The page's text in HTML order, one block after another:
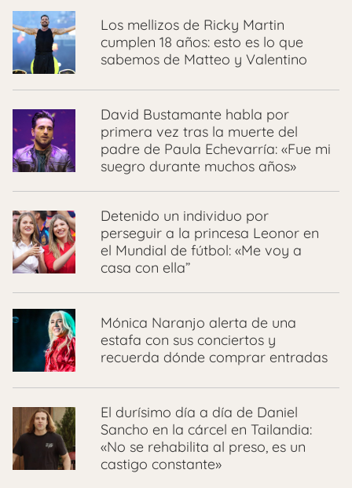
Los mellizos de Ricky Martin
cumplen 18 años: esto es lo que
sabemos de Matteo y Valentino
David Bustamante habla por
primera vez tras la muerte del
padre de Paula Echevarría: «Fue mi
suegro durante muchos años»
Detenido un individuo por
perseguir a la princesa Leonor en
el Mundial de fútbol: «Me voy a
casa con ella”
Mónica Naranjo alerta de una
estafa con sus conciertos y
recuerda dónde comprar entradas
El durísimo día a día de Daniel
Sancho en la cárcel en Tailandia:
«No se rehabilita al preso, es un
castigo constante»